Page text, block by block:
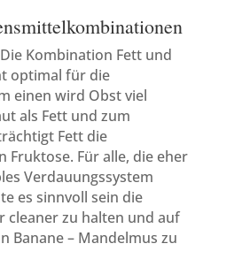
Kombination Fett und
optimal für die
einen wird Obst viel
als Fett und zum
Fett die
Fruktose. Für alle, die eher
Verdauungssystem
es sinnvoll sein die
cleaner zu halten und auf
Banane – Mandelmus zu